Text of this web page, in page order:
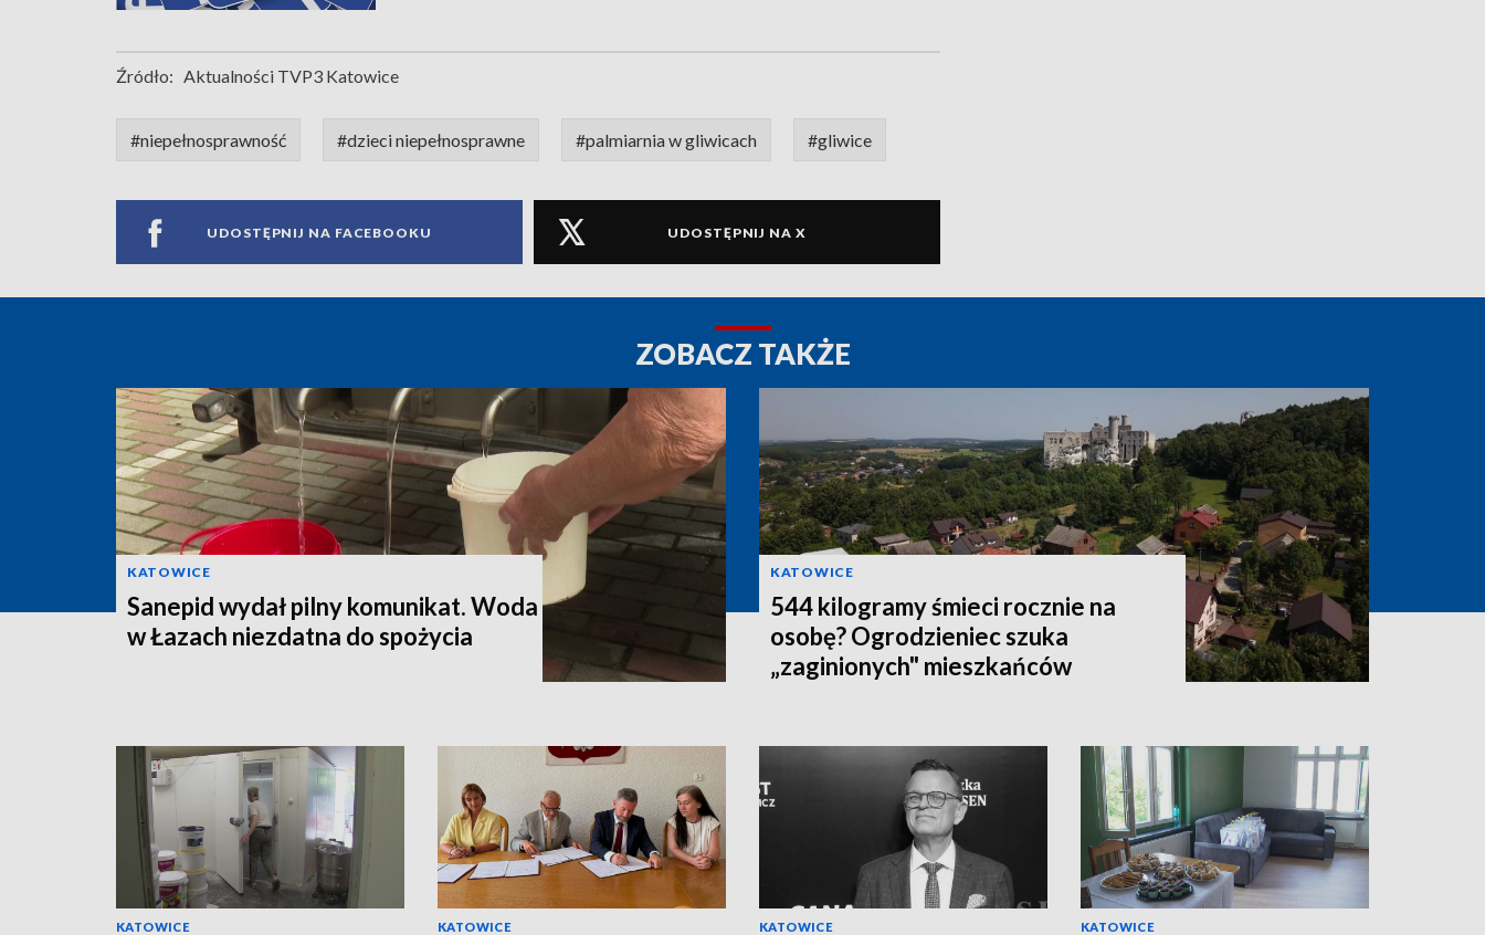
Źródło: Aktualności TVP3 Katowice
#niepełnosprawność #dzieci niepełnosprawne #palmiarnia w gliwicach #gliwice
UDOSTĘPNIJ NA FACEBOOKU UDOSTĘPNIJ NA X
ZOBACZ TAKŻE
KATOWICE
Sanepid wydał pilny komunikat. Woda
w Łazach niezdatna do spożycia
KATOWICE
544 kilogramy śmieci rocznie na
osobę? Ogrodzieniec szuka
„zaginionych" mieszkańców
KATOWICE KATOWICE KATOWICE KATOWICE